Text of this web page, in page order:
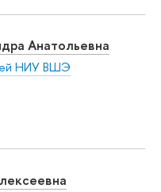
Анатольевна
НИУ ВШЭ